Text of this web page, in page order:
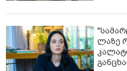
ლა­ზე